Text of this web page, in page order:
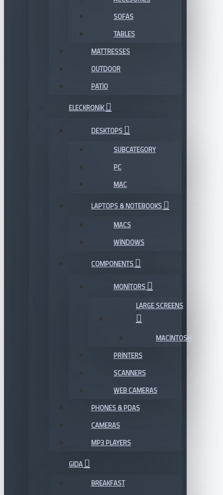
SOFAS
TABLES
MATTRESSES
OUTDOOR
PATIO
ELECKRONIK
DESKTOPS
SUBCATEGORY
PC
MAC
LAPTOPS & NOTEBOOKS
MACS
WINDOWS
COMPONENTS
MONITORS
LARGE SCREENS
MACINTOSH
PRINTERS
SCANNERS
WEB CAMERAS
PHONES & PDAS
CAMERAS
MP3 PLAYERS
GIDA
BREAKFAST